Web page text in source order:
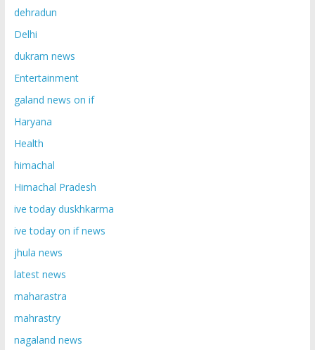
dehradun
Delhi
dukram news
Entertainment
galand news on if
Haryana
Health
himachal
Himachal Pradesh
ive today duskhkarma
ive today on if news
jhula news
latest news
maharastra
mahrastry
nagaland news